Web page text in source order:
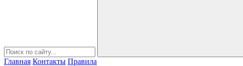
Главная Контакты Правила